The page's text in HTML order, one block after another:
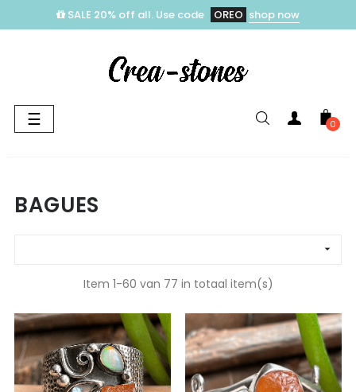
SALE 20% off all. Use code OREO shop now
Toggle
navigation
☰ 0
BAGUES

Item 1-60 van 77 in totaal item(s)